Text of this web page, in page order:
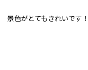
景色がとてもきれいです！